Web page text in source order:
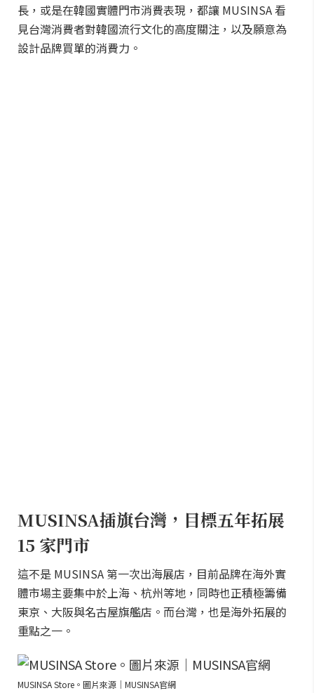
長，或是在韓國實體門市消費表現，都讓 MUSINSA 看
見台灣消費者對韓國流行文化的高度關注，以及願意為
設計品牌買單的消費力。
MUSINSA插旗台灣，目標五年拓展
15 家門市
這不是 MUSINSA 第一次出海展店，目前品牌在海外實
體市場主要集中於上海、杭州等地，同時也正積極籌備
東京、大阪與名古屋旗艦店。而台灣，也是海外拓展的
重點之一。
MUSINSA Store。圖片來源｜MUSINSA官網